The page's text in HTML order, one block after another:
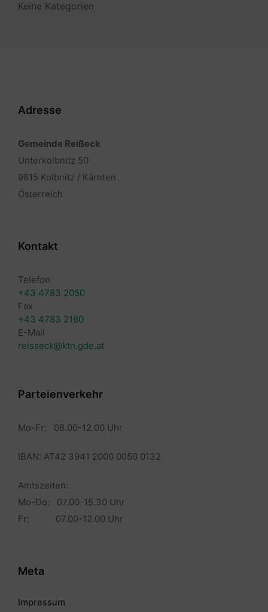
Keine Kategorien
Adresse
Gemeinde Reißeck
Unterkolbnitz 50
9815 Kolbnitz / Kärnten
Österreich
Kontakt
Telefon
+43 4783 2050
Fax
+43 4783 2160
E-Mail
reisseck@ktn.gde.at
Parteienverkehr
Mo-Fr: 08.00-12.00 Uhr
IBAN: AT42 3941 2000 0050 0132
Amtszeiten:
Mo-Do: 07.00-15.30 Uhr
Fr: 07.00-12.00 Uhr
Meta
Impressum